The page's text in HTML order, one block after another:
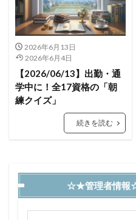
2026年6月13日
2026年6月4日
【2026/06/13】出勤・通
学中に！全17資格の「朝
練クイズ」
続きを読む
☆★管理者情報